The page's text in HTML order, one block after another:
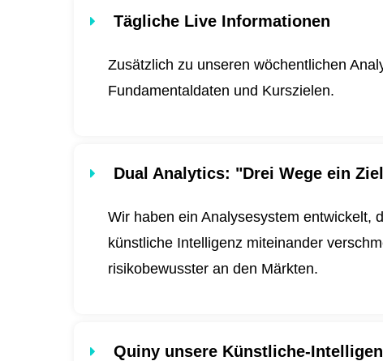
Tägliche Live Informationen
Zusätzlich zu unseren wöchentlichen
Fundamentaldaten und Kurszielen.
Dual Analytics: "Drei Wege ein
Wir haben ein Analysesystem entwickelt,
künstliche Intelligenz miteinander
risikobewusster an den Märkten.
Quiny unsere Künstliche-